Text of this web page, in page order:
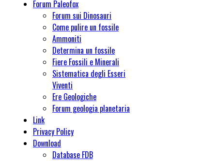
Forum Paleofox
Forum sui Dinosauri
Come pulire un fossile
Ammoniti
Determina un fossile
Fiere Fossili e Minerali
Sistematica degli Esseri
Viventi
Ere Geologiche
Forum geologia planetaria
Link
Privacy Policy
Download
Database FDB